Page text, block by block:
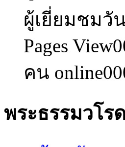
ผู้เยี่ยมชมวั
Pages View
คน online
พระธรรมวโ